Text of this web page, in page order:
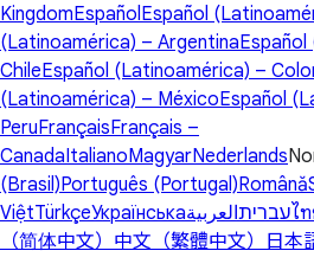
KingdomEspañolEspañol
(Latinoamérica) – Argentina
ChileEspañol (Latinoamérica) –
(Latinoamérica) – MéxicoEspañol
PeruFrançaisFrançais –
CanadaItalianoMagyarNederlands
(Brasil)Português (Portugal)Română
ViệtTürkçeУкраїнська עבריתالعربية ไ
（简体中文） 中文（繁體中文） 日本